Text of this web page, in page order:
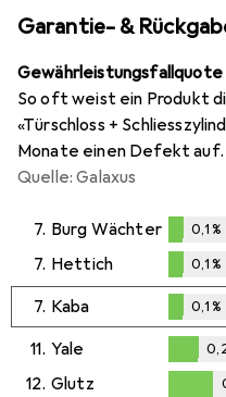
Garantie- &
Gewährleistungsfallquote
So oft weist ein Produkt
«Türschloss +
Monate einen Defekt auf.
Quelle: Galaxus
7. Burg Wächter
%
0,1%
7. Hettich
0,1%
0,1%
7. Kaba
0,1%
0,1%
11. Yale
0,2%
12. Glutz